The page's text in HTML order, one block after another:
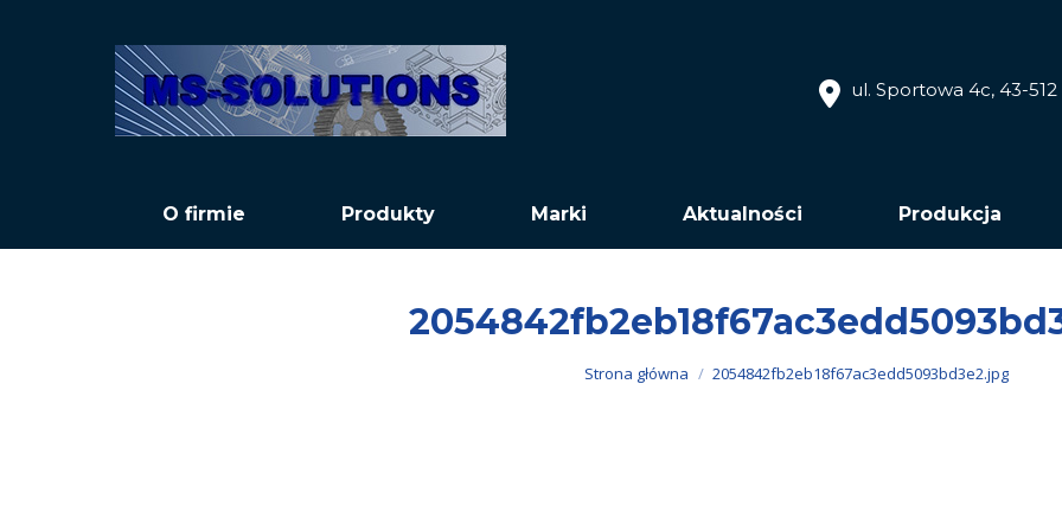
ul. Sportowa 4c, 43-
O firmie Produkty Marki Aktualności Produkcja
Jesteś tutaj:
Strona główna 2054842fb2eb18f67ac3edd5093bd3e2.jpg